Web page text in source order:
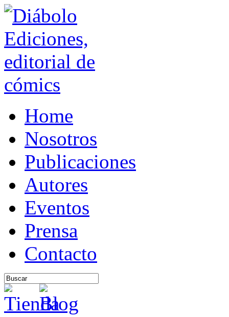
Home
Nosotros
Publicaciones
Autores
Eventos
Prensa
Contacto